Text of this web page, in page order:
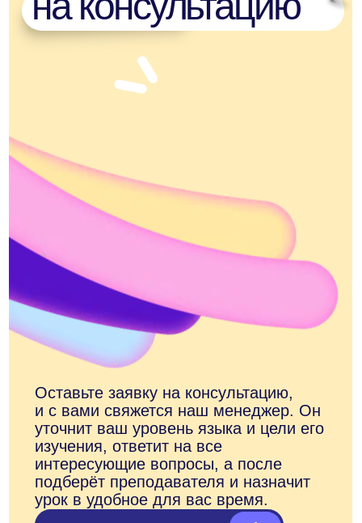
Все статьи
ANECOLE 2026 © Все права защищены
Английский
Испанский
Китайский
Немецкий
Португальский
Итальянский
Турецкий
Арабский
Корейский
Японский
Anecole
+7 929 340-14-99
Написать в
Telegram
Написать в Max
ВКонтакте
8 800 300-60-94